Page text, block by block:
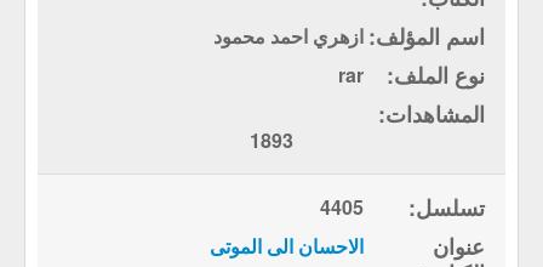
ازهري احمد محمود
rar
1893
4405
الاحسان الى الموتى